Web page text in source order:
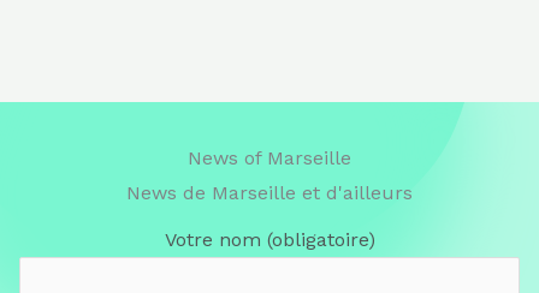
News of Marseille
News de Marseille et d'ailleurs
Votre nom (obligatoire)